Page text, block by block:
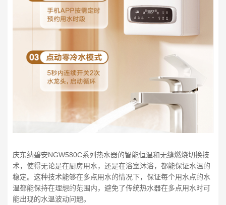
庆东纳碧安NGW580C系列热水器的智能恒温和无缝燃烧切换技
术，使得无论是在厨房用水，还是在浴室沐浴，都能保证水温的
稳定。这种技术能够在多点用水的情况下，保证每个用水点的水
温都能保持在理想的范围内，避免了传统热水器在多点用水时可
能出现的水温波动问题。